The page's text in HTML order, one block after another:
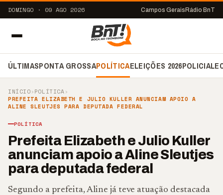
DOMINGO · 09 AGO 2026 Campos Gerais Rádio BnT
ÚLTIMASPONTA GROSSAPOLÍTICAELEIÇÕES 2026POLICIAL
INÍCIO›POLÍTICA›
PREFEITA ELIZABETH E JULIO KULLER ANUNCIAM APOIO A
ALINE SLEUTJES PARA DEPUTADA FEDERAL
POLÍTICA
Prefeita Elizabeth e Julio Kuller
anunciam apoio a Aline Sleutjes
para deputada federal
Segundo a prefeita, Aline já teve atuação destacada